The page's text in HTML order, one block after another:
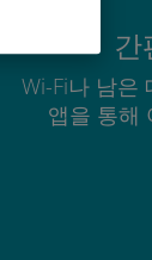
간
Wi-Fi나 남은
앱을 통해